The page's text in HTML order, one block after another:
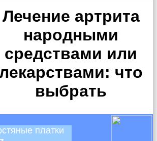
Лечение артрита
народными
средствами или
что
выбрать
платки